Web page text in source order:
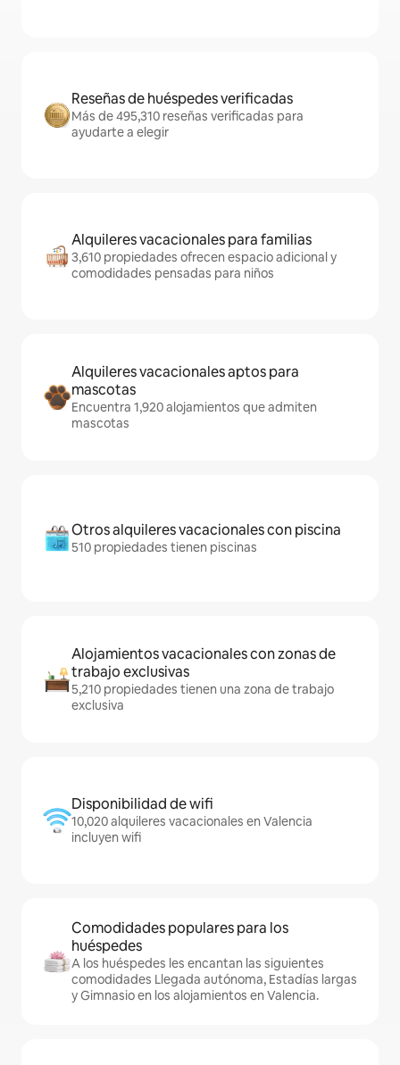
Reseñas de huéspedes verificadas
Más de 495,310 reseñas verificadas para
ayudarte a elegir
Alquileres vacacionales para familias
3,610 propiedades ofrecen espacio adicional y
comodidades pensadas para niños
Alquileres vacacionales aptos para
mascotas
Encuentra 1,920 alojamientos que admiten
mascotas
Otros alquileres vacacionales con piscina
510 propiedades tienen piscinas
Alojamientos vacacionales con zonas de
trabajo exclusivas
5,210 propiedades tienen una zona de trabajo
exclusiva
Disponibilidad de wifi
10,020 alquileres vacacionales en Valencia
incluyen wifi
Comodidades populares para los
huéspedes
A los huéspedes les encantan las siguientes
comodidades Llegada autónoma, Estadías largas
y Gimnasio en los alojamientos en Valencia.